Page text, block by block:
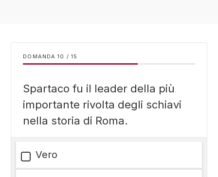
DOMANDA / 15
Spartaco fu il leader della più
importante rivolta degli schiavi
nella storia di Roma.
Vero